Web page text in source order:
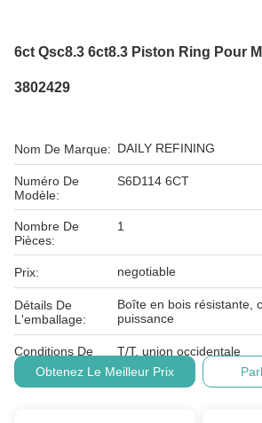
6ct Qsc8.3 6ct8.3 Piston Ring Pour
3802429
Nom De Marque: DAILY REFINING
Numéro De
Modèle:
S6D114 6CT
Nombre De
Pièces:
1
Prix: negotiable
Détails De
L'emballage:
Boîte en bois résistante,
puissance
Conditions De
Paiement:
T/T, union occidentale
Obtenez Le Meilleur Prix